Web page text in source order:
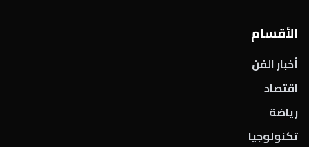
الأقسام
أخبار الفن
اقتصاد
رياضة
تكنولوجيا